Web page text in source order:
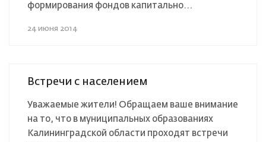
формирования фондов капитально...
24 июня 2014
Встречи с населением
Уважаемые жители! Обращаем ваше внимание
на то, что в муниципальных образованиях
Калининградской области проходят встречи